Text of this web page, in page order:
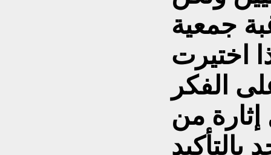
جمعية
اختيرت
الفكر
إثارة من
بالتأكيد